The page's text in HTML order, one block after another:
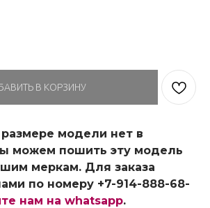
В КОРЗИНУ
модели нет в
можем пошить эту модель
меркам. Для заказа
по номеру +7-914-888-68-
нам на whatsapp.